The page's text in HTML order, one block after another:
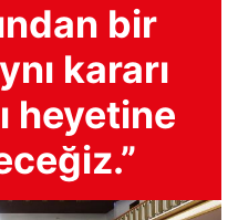
bir
kararı
heyetine